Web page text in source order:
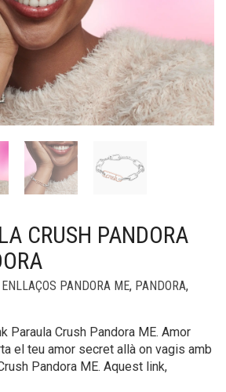
CRUSH PANDORA
ENLLAÇOS PANDORA ME, PANDORA,
Paraula Crush Pandora ME. Amor
el teu amor secret allà on vagis amb
Pandora ME. Aquest link,